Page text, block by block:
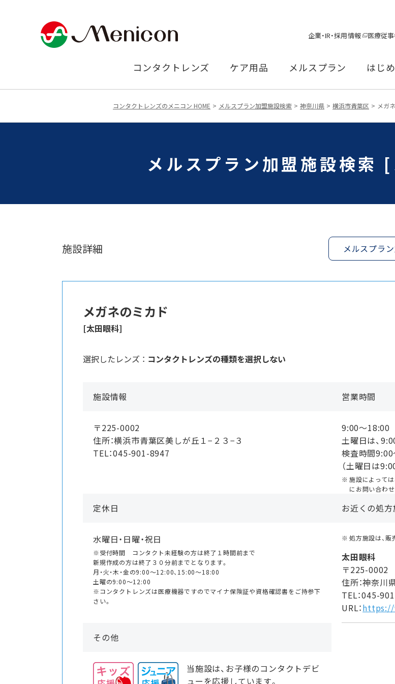
企業・IR・採用情報 医療従
コンタクトレンズ ケア用品 メルスプラン はじ
コンタクトレンズのメニコン HOME メルスプラン加盟施設検索 神奈川県 横浜市青葉区 メガ
メルスプラン加盟施設検索
施設詳細 メルスプラ
メガネのミカド
[太田眼科]
選択したレンズ ： コンタクトレンズの種類を選択しない
施設情報
〒225-0002
住所：横浜市青葉区美しが丘１−２３−３
TEL：045-901-8947
営業時間
9:00〜18:00
土曜日は、
検査時間
（土曜日は
施設によって
にお問い合わせ
定休日
水曜日・日曜・祝日
※受付時間 コンタクト未経験の方は終了１時間前まで
新規作成の方は終了３０分前までとなります。
月・火・木・金の9:00〜12:00、15:00〜18:00
土曜の9:00〜12:00
※コンタクトレンズは医療機器ですのでマイナ保険証や資格確認書をご持参下
さい。
お近くの処
処方施設は、
太田眼科
〒225-0002
住所：神奈川
TEL：045-
URL：https://
その他
当施設は、お子様のコンタクトデビ
ューを応援しています。